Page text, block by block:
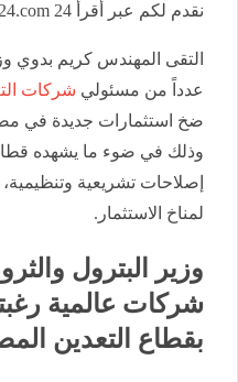
نقدم لكم عبر أقرأ 24 iqraa24.com،
التقى المهندس كريم بدوي
عدداً من مسئولي شركات
ضخ استثمارات جديدة في
وذلك في ضوء ما يشهده
إصلاحات تشريعية
لمناخ الاستثمار.
وزير البترول
شركات عالمية
بقطاع التعدين